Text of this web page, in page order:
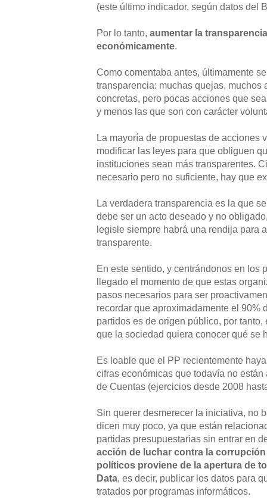
(este último indicador, según datos del
Por lo tanto, aumentar la
económicamente.
Como comentaba antes, últimamente
transparencia: muchas quejas, muchos
concretas, pero pocas acciones que
y menos las que son con carácter
La mayoría de propuestas de acciones
modificar las leyes para que obliguen
instituciones sean más transparentes.
necesario pero no suficiente, hay que
La verdadera transparencia es la que
debe ser un acto deseado y no
legisle siempre habrá una rendija para
transparente.
En este sentido, y centrándonos en los
llegado el momento de que estas
pasos necesarios para ser
recordar que aproximadamente el 90%
partidos es de origen público, por
que la sociedad quiera conocer qué se
Es loable que el PP recientemente
cifras económicas que todavía no
de Cuentas (ejercicios desde 2008
Sin querer desmerecer la iniciativa, no
dicen muy poco, ya que están
partidas presupuestarias sin entrar en
acción de luchar contra la
políticos proviene de la apertura de
Data, es decir, publicar los datos para
tratados por programas informáticos.